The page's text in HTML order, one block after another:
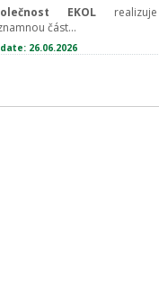
EKOL realizuje
část...
26.06.2026